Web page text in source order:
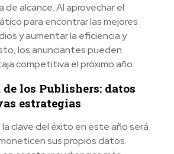
alcance. Al aprovechar el
para encontrar las mejores
y aumentar la eficiencia y
los anunciantes pueden
competitiva el próximo año.
los Publishers: datos
estrategias
la clave del éxito en este año será
sus propios datos.